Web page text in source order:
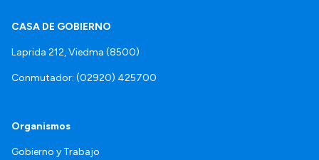
CASA DE GOBIERNO
Laprida 212, Viedma (8500)
Conmutador: (02920) 425700
Organismos
Gobierno y Trabajo